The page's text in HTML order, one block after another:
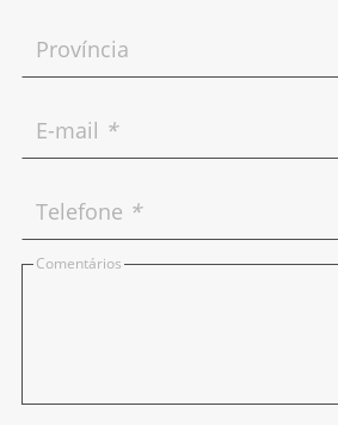
Província
E-mail *
Telefone *
Comentários